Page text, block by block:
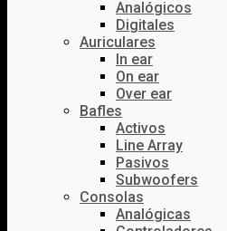
Analógicos
Digitales
Auriculares
In ear
On ear
Over ear
Bafles
Activos
Line Array
Pasivos
Subwoofers
Consolas
Analógicas